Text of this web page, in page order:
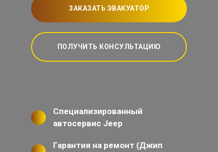
ЗАКАЗАТЬ ЭВАКУАТОР
ПОЛУЧИТЬ КОНСУЛЬТАЦИЮ
Специализированный
автосервис Jeep
Гарантия на ремонт (Джип